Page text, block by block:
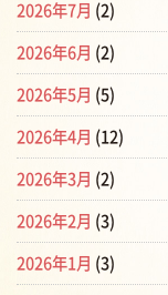
2026年7月 (2)
2026年6月 (2)
2026年5月 (5)
2026年4月 (12)
2026年3月 (2)
2026年2月 (3)
2026年1月 (3)